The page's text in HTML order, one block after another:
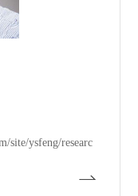
site/ysfeng/researc